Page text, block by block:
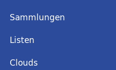
Sammlungen
Listen
Clouds